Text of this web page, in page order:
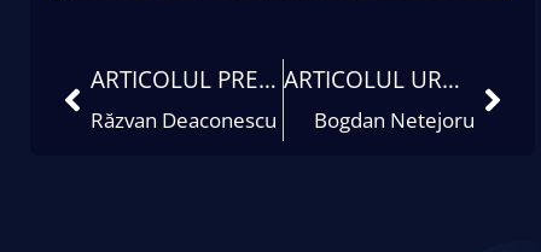
ARTICOLUL PRECEDENT
Răzvan Deaconescu
ARTICOLUL URMĂTOR
Bogdan Netejoru